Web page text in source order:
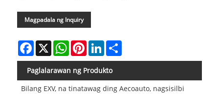
Magpadala ng Inquiry
Facebook
X WhatsAppPinterestLinkedIn
Paglalarawan ng Produkto
Bilang EXV, na tinatawag ding Aecoauto, nagsisilbi